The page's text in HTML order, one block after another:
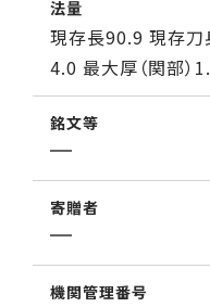
法量
現存長90.9 現存刀
4.0 最大厚（関部
銘文等
寄贈者
機関管理番号